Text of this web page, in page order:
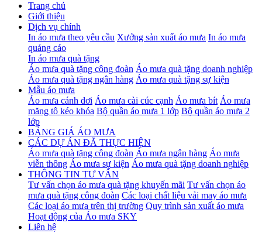
Trang chủ
Giới thiệu
Dịch vụ chính
In áo mưa theo yêu cầu Xưởng sản xuất áo mưa In áo mưa
quảng cáo
In áo mưa quà tặng
Áo mưa quà tặng công đoàn Áo mưa quà tặng doanh nghiệp
Áo mưa quà tặng ngân hàng Áo mưa quà tặng sự kiện
Mẫu áo mưa
Áo mưa cánh dơi Áo mưa cài cúc cạnh Áo mưa bít Áo mưa
măng tô kéo khóa Bộ quần áo mưa 1 lớp Bộ quần áo mưa 2
lớp
BẢNG GIÁ ÁO MƯA
CÁC DỰ ÁN ĐÃ THỰC HIỆN
Áo mưa quà tặng công đoàn Áo mưa ngân hàng Áo mưa
viễn thông Áo mưa sự kiện Áo mưa quà tặng doanh nghiệp
THÔNG TIN TƯ VẤN
Tư vấn chọn áo mưa quà tặng khuyến mãi Tư vấn chọn áo
mưa quà tặng công đoàn Các loại chất liệu vải may áo mưa
Các loại áo mưa trên thị trường Quy trình sản xuất áo mưa
Hoạt động của Áo mưa SKY
Liên hệ